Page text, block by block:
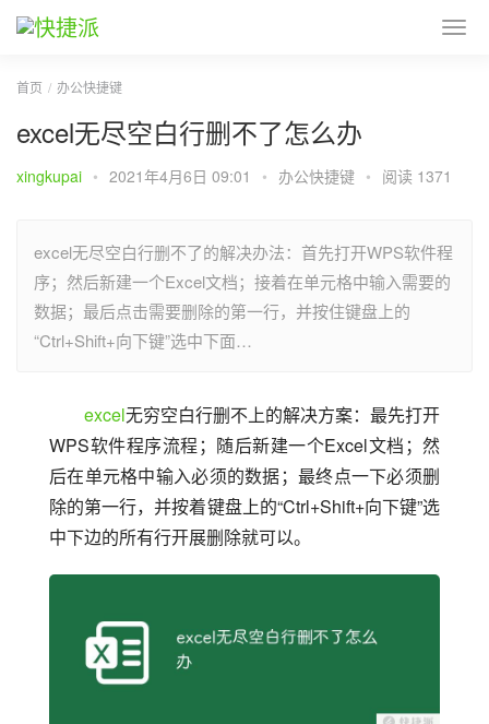
首页 办公快捷键
excel无尽空白行删不了怎么办
xingkupai • 2021年4月6日 09:01 • 办公快捷键 • 阅读 1371
excel无尽空白行删不了的解决办法：首先打开WPS软件程
序；然后新建一个Excel文档；接着在单元格中输入需要的
数据；最后点击需要删除的第一行，并按住键盘上的
“Ctrl+Shift+向下键”选中下面…
excel无穷空白行删不上的解决方案：最先打开
WPS软件程序流程；随后新建一个Excel文档；然
后在单元格中输入必须的数据；最终点一下必须删
除的第一行，并按着键盘上的“Ctrl+Shift+向下键”选
中下边的所有行开展删除就可以。